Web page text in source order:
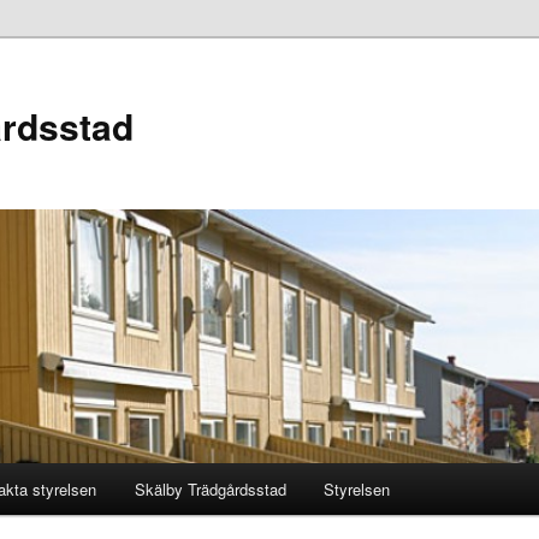
styrelsen Skälby Trädgårdsstad Styrelsen